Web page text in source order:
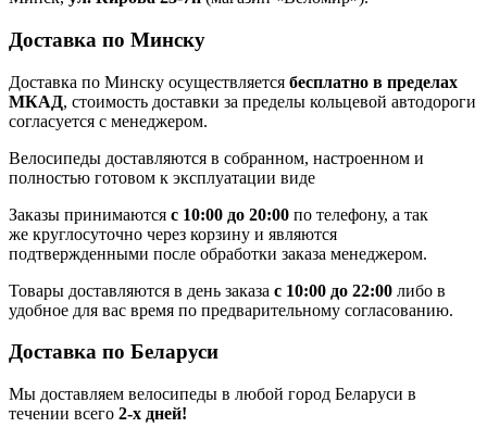
Доставка по Минску
Доставка по Минску осуществляется бесплатно в пределах
МКАД, стоимость доставки за пределы кольцевой автодороги
согласуется с менеджером.
Велосипеды доставляются в собранном, настроенном и
полностью готовом к эксплуатации виде
Заказы принимаются с 10:00 до 20:00 по телефону, а так
же круглосуточно через корзину и являются
подтвержденными после обработки заказа менеджером.
Товары доставляются в день заказа с 10:00 до 22:00 либо в
удобное для вас время по предварительному согласованию.
Доставка по Беларуси
Мы доставляем велосипеды в любой город Беларуси в
течении всего 2-х дней!